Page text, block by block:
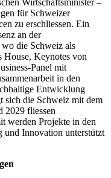
Wirtschaftsminister –
für Schweizer
zu erschliessen. Ein
an der
die Schweiz als
House, Keynotes von
Panel mit
in den
Entwicklung
sich die Schweiz mit dem
2029 fliessen
werden Projekte in den
und Innovation unterstützt